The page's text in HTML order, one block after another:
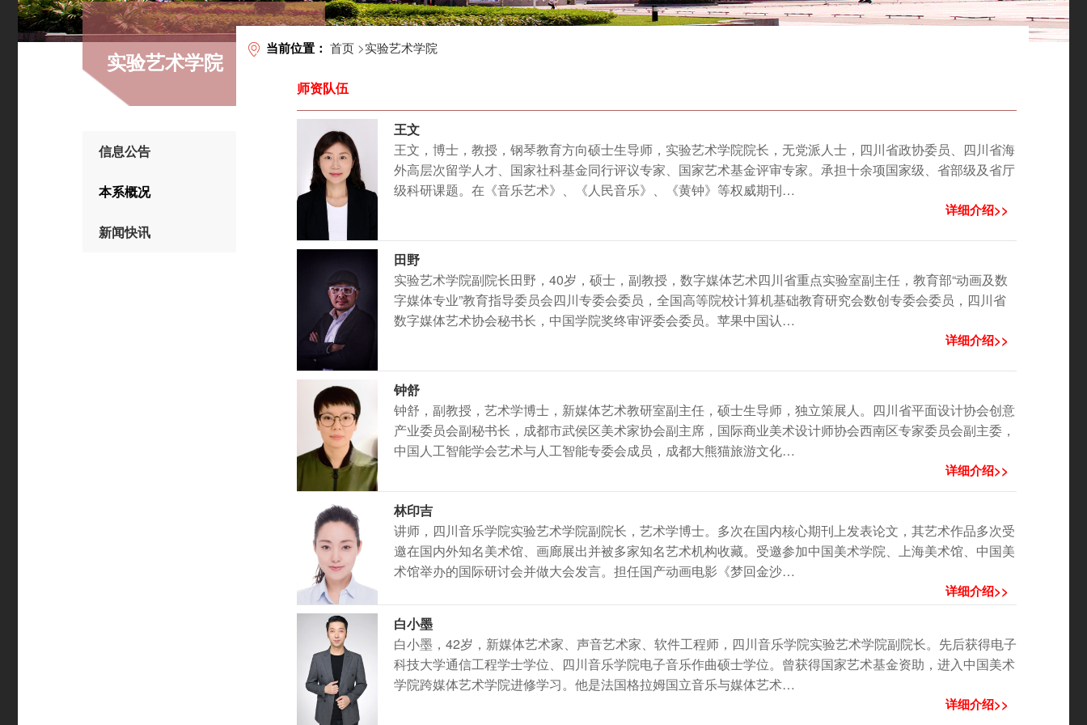
实验艺术学院
信息公告
本系概况
新闻快讯
当前位置： 首页 >实验艺术学院
师资队伍
王文
王文，博士，教授，钢琴教育方向硕士生导师，实验艺术学院院长，无党派人士，四川省政协委员、四川省海
外高层次留学人才、国家社科基金同行评议专家、国家艺术基金评审专家。承担十余项国家级、省部级及省厅
级科研课题。在《音乐艺术》、《人民音乐》、《黄钟》等权威期刊…
详细介绍>>
田野
实验艺术学院副院长田野，40岁，硕士，副教授，数字媒体艺术四川省重点实验室副主任，教育部“动画及数
字媒体专业”教育指导委员会四川专委会委员，全国高等院校计算机基础教育研究会数创专委会委员，四川省
数字媒体艺术协会秘书长，中国学院奖终审评委会委员。苹果中国认…
详细介绍>>
钟舒
钟舒，副教授，艺术学博士，新媒体艺术教研室副主任，硕士生导师，独立策展人。四川省平面设计协会创意
产业委员会副秘书长，成都市武侯区美术家协会副主席，国际商业美术设计师协会西南区专家委员会副主委，
中国人工智能学会艺术与人工智能专委会成员，成都大熊猫旅游文化…
详细介绍>>
林印吉
讲师，四川音乐学院实验艺术学院副院长，艺术学博士。多次在国内核心期刊上发表论文，其艺术作品多次受
邀在国内外知名美术馆、画廊展出并被多家知名艺术机构收藏。受邀参加中国美术学院、上海美术馆、中国美
术馆举办的国际研讨会并做大会发言。担任国产动画电影《梦回金沙…
详细介绍>>
白小墨
白小墨，42岁，新媒体艺术家、声音艺术家、软件工程师，四川音乐学院实验艺术学院副院长。先后获得电子
科技大学通信工程学士学位、四川音乐学院电子音乐作曲硕士学位。曾获得国家艺术基金资助，进入中国美术
学院跨媒体艺术学院进修学习。他是法国格拉姆国立音乐与媒体艺术…
详细介绍>>